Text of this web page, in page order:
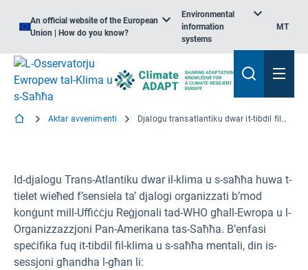
An official website of the European
Union | How do you know?
Environmental
information
systems
MT
Aktar avvenimenti Djalogu transatlantiku dwar it-tibdil fil-klima u s-saħħa mentali
Id-djalogu Trans-Atlantiku dwar il-klima u s-saħħa huwa t-
tielet wieħed f’sensiela ta’ djalogi organizzati b’mod
konġunt mill-Uffiċċju Reġjonali tad-WHO għall-Ewropa u l-
Organizzazzjoni Pan-Amerikana tas-Saħħa. B’enfasi
speċifika fuq it-tibdil fil-klima u s-saħħa mentali, din is-
sessjoni għandha l-għan li: